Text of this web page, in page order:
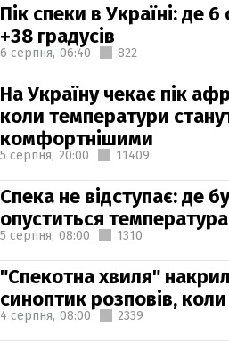
Пік спеки в Україні: де
+38 градусів
6 серпня, 06:40 822
На Україну чекає пік
коли температури
комфортнішими
5 серпня, 20:00 11409
Спека не відступає: де
опуститься
5 серпня, 08:00 1310
"Спекотна хвиля"
синоптик розповів,
4 серпня, 08:00 2339